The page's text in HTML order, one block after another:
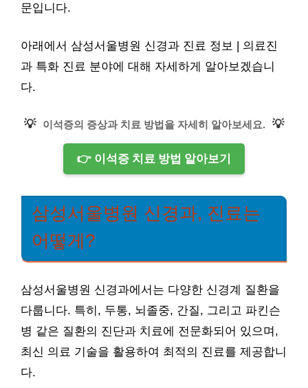
문입니다.
아래에서 삼성서울병원 신경과 진료 정보 | 의료진
과 특화 진료 분야에 대해 자세하게 알아보겠습니
다.
💡 이석증의 증상과 치료 방법을 자세히 알아보세요. 💡
👉 이석증 치료 방법 알아보기
삼성서울병원 신경과, 진료는
어떻게?
삼성서울병원 신경과에서는 다양한 신경계 질환을
다룹니다. 특히, 두통, 뇌졸중, 간질, 그리고 파킨슨
병 같은 질환의 진단과 치료에 전문화되어 있으며,
최신 의료 기술을 활용하여 최적의 진료를 제공합니
다.